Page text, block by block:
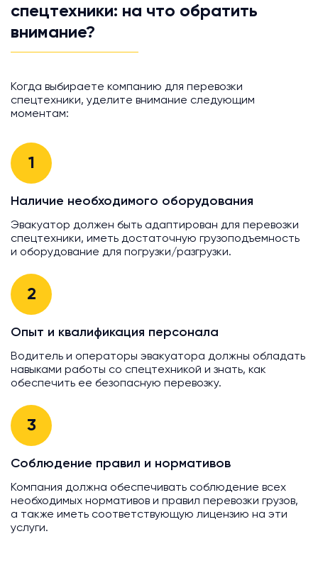
спецтехники: на что обратить
внимание?
Когда выбираете компанию для перевозки
спецтехники, уделите внимание следующим
моментам:
1
Наличие необходимого оборудования
Эвакуатор должен быть адаптирован для перевозки
спецтехники, иметь достаточную грузоподъемность
и оборудование для погрузки/разгрузки.
2
Опыт и квалификация персонала
Водитель и операторы эвакуатора должны обладать
навыками работы со спецтехникой и знать, как
обеспечить ее безопасную перевозку.
3
Соблюдение правил и нормативов
Компания должна обеспечивать соблюдение всех
необходимых нормативов и правил перевозки грузов,
а также иметь соответствующую лицензию на эти
услуги.